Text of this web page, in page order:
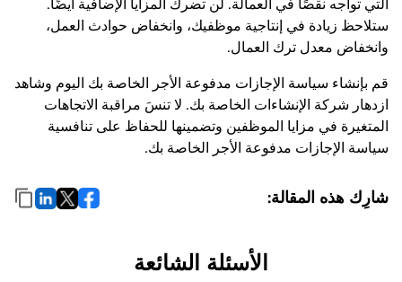
التي تواجه نقصًا في العمالة. لن تضرك المزايا الإضافية أيضًا.
ستلاحظ زيادة في إنتاجية موظفيك، وانخفاض حوادث العمل،
وانخفاض معدل ترك العمال.
قم بإنشاء سياسة الإجازات مدفوعة الأجر الخاصة بك اليوم وشاهد
ازدهار شركة الإنشاءات الخاصة بك. لا تنسَ مراقبة الاتجاهات
المتغيرة في مزايا الموظفين وتضمينها للحفاظ على تنافسية
سياسة الإجازات مدفوعة الأجر الخاصة بك.
شارِك هذه المقالة:
الأسئلة الشائعة